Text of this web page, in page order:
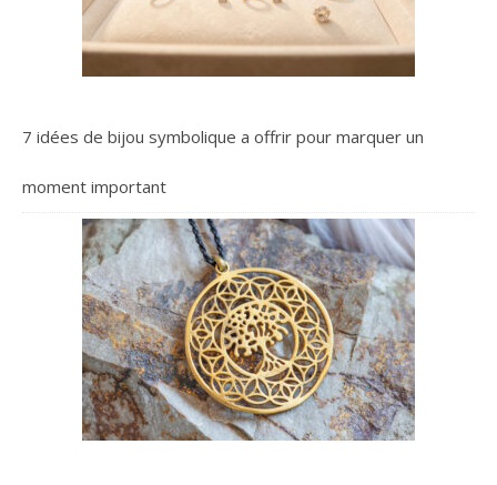
7 idées de bijou symbolique a offrir pour marquer un
moment important